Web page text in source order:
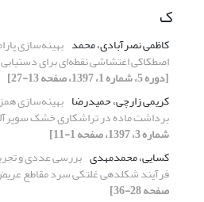
ک
کاظمی نصرآبادی، محمد بهینه‌سازی
اصطکاکی اغتشاشی نقطه‌ای برای
[دوره 5، شماره 1، 1397، صفحه 13-27]
کریمی زارچی، حمیدرضا بهینه‌سازی
برداشت ماده در تراشکاری خشک
شماره 3، 1397، صفحه 1-11]
کسایی، محمدمهدی
فرآیند شکل‎دهی غلتکی سرد مقاطع عریض
صفحه 28-36]